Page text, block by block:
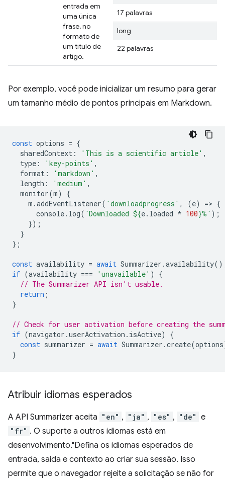
entrada em
uma única
frase, no
formato de
um título de
artigo.
17 palavras
long
22 palavras
Por exemplo, você pode inicializar um resumo para gerar
um tamanho médio de pontos principais em Markdown.
const options = {
sharedContext : 'This is a scientific article' ,
type : 'key-points' ,
format : 'markdown' ,
length : 'medium' ,
monitor(m)
{
m .addEventListener( 'downloadprogress' , (e) => {
console. log( `Downloaded ${e. loaded * 100}%` );
});
}
};
const availability = await Summarizer .availability
if (availability === 'unavailable' )
{
// The Summarizer API isn't usable.
return ;
}
// Check for user activation before creating the
if (navigator .userActivation . isActive)
{
const summarizer = await Summarizer .create(options
}
Atribuir idiomas esperados
A API Summarizer aceita "en" , "ja" , "es" , "de" e
"fr" . O suporte a outros idiomas está em
desenvolvimento."Defina os idiomas esperados de
entrada, saída e contexto ao criar sua sessão. Isso
permite que o navegador rejeite a solicitação se não for